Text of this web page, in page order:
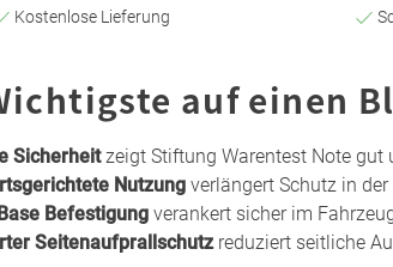
Kostenlose Lieferung
auf einen
Sicherheitzeigt Stiftung Warentest Note gut
Nutzung verlängert Schutz in
Befestigung verankert sicher im
Seitenaufprallschutzreduziert seitliche